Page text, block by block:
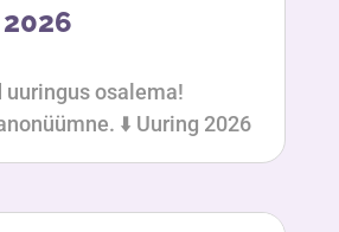
uuringus osalema!
⬇️ Uuring 2026